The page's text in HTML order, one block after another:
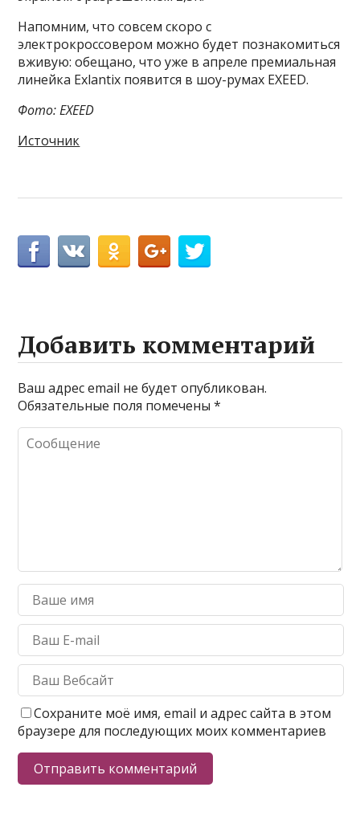
Напомним, что совсем скоро с
электрокроссовером можно будет познакомиться
вживую: обещано, что уже в апреле премиальная
линейка Exlantix появится в шоу-румах EXEED.
Фото: EXEED
Источник
Добавить комментарий
Ваш адрес email не будет опубликован.
Обязательные поля помечены*
Сохраните моё имя, email и адрес сайта в этом
браузере для последующих моих комментариев